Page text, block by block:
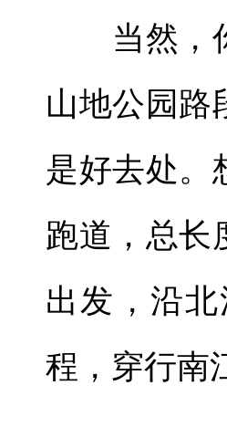
当然，你
山地公园路
是好去处。
跑道，总长
出发，沿
程，穿行南